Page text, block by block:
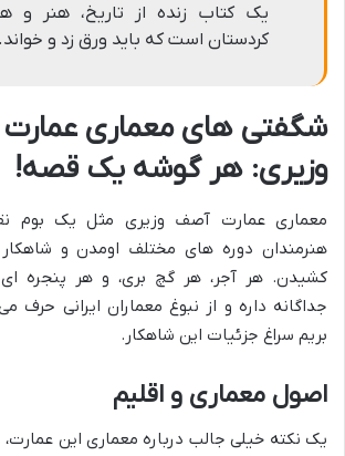
یک کتاب زنده از تاریخ، هنر و
کردستان است که باید ورق زد و خواند.
شگفتی های معماری
وزیری: هر گوشه یک قصه!
معماری عمارت آصف وزیری مثل یک بوم
هنرمندان دوره های مختلف اومدن و
کشیدن. هر آجر، هر گچ بری، و هر پنجره
جداگانه داره و از نبوغ معماران ایرانی حرف
بریم سراغ جزئیات این شاهکار.
اصول معماری و اقلیم
یک نکته خیلی جالب درباره معماری این